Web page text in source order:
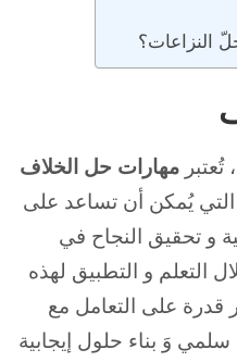
النزاعات؟
مهارات حل الخلاف
يُمكن أن تساعد على
و تحقيق النجاح في
التعلم و التطبيق لهذه
قدرة على التعامل مع
وَ بناء حلول إيجابية